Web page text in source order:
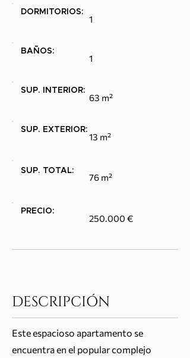
DORMITORIOS:
1
BAÑOS:
1
SUP. INTERIOR:
63 m²
SUP. EXTERIOR:
13 m²
SUP. TOTAL:
76 m²
PRECIO:
250.000 €
DESCRIPCIÓN
Este espacioso apartamento se
encuentra en el popular complejo